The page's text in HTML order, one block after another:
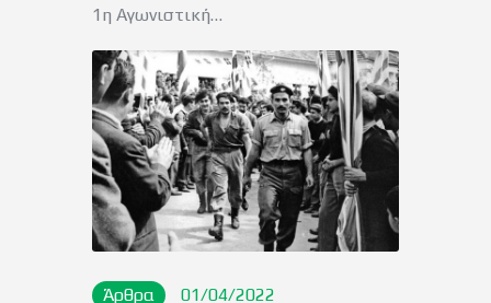
1η Αγωνιστική…
Άρθρα 01/04/2022